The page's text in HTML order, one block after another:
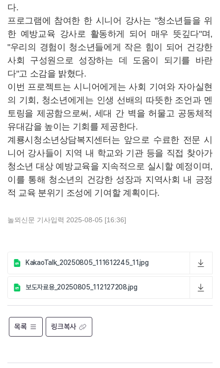
다.
프로그램에 참여한 한 시니어 강사는 "청소년들을 위
한 예방교육 강사로 활동하게 되어 매우 뜻깊다"며,
"우리의 경험이 청소년들에게 작은 힘이 되어 건강한
사회 구성원으로 성장하는 데 도움이 되기를 바란
다"고 소감을 밝혔다.
이번 프로젝트는 시니어에게는 사회 기여와 자아실현
의 기회, 청소년에게는 인생 선배의 따뜻한 조언과 멘
토링을 제공함으로써, 세대 간 벽을 허물고 공동체적
유대감을 높이는 기회를 제공한다.
계룡시청소년상담복지센터는 앞으로 수료한 전문 시
니어 강사들이 지역 내 학교와 기관 등을 직접 찾아가
청소년 대상 예방교육을 지속적으로 실시할 예정이며,
이를 통해 청소년의 건강한 성장과 지역사회 내 긍정
적 교육 분위기 조성에 기여할 계획이다.
놀뫼신문 기사입력 2025-08-05 [16:36]
KakaoTalk_20250805_111612245_11.jpg
보도자료용_20250805_112127208.jpg
목록 링크복사